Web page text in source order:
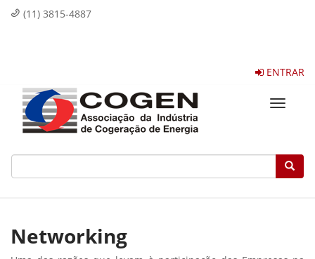
(11) 3815-4887
ENTRAR
Toggle
Networking